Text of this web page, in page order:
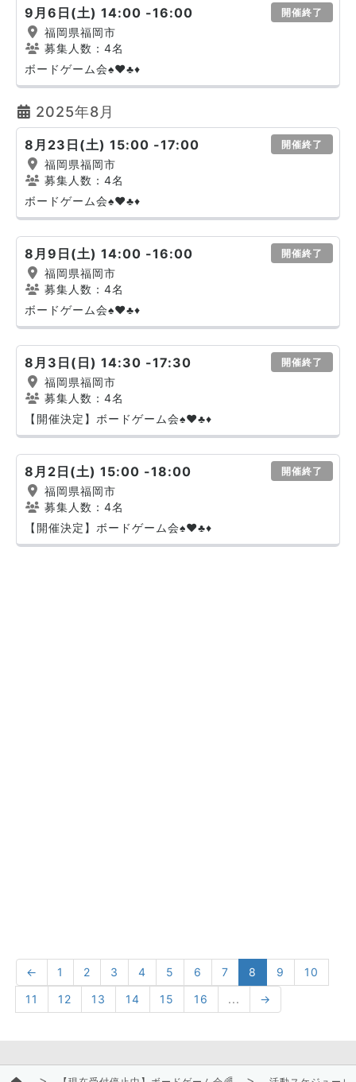
9月6日(土) 14:00 -16:00 開催終了
福岡県福岡市
募集人数：4名
ボードゲーム会♠️♥️♣️♦️
2025年8月
8月23日(土) 15:00 -17:00 開催終了
福岡県福岡市
募集人数：4名
ボードゲーム会♠️♥️♣️♦️
8月9日(土) 14:00 -16:00 開催終了
福岡県福岡市
募集人数：4名
ボードゲーム会♠️♥️♣️♦️
8月3日(日) 14:30 -17:30 開催終了
福岡県福岡市
募集人数：4名
【開催決定】ボードゲーム会♠️♥️♣️♦️
8月2日(土) 15:00 -18:00 開催終了
福岡県福岡市
募集人数：4名
【開催決定】ボードゲーム会♠️♥️♣️♦️
← 1 2 3 4 5 6 7 8 9
10
11
12 13 14 15 16 ... →